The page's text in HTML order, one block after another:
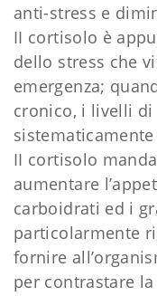
anti-stress e
II cortisolo è
dello stress che
emergenza;
cronico, i livelli
II cortisolo
aumentare
carboidrati ed i
particolarmente
fornire
per contrastare